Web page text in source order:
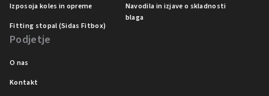
Izposoja koles in opreme
Fitting stopal (Sidas Fitbox)
Navodila in izjave o skladnosti
blaga
Podjetje
O nas
Kontakt